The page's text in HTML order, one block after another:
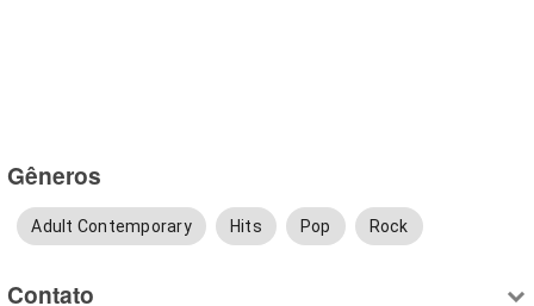
Gêneros
Adult Contemporary Hits Pop Rock
Contato